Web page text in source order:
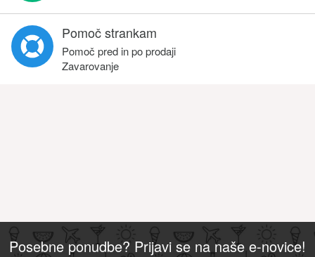
Pomoč strankam
Pomoč pred in po prodaji
Zavarovanje
Posebne ponudbe? Prijavi se na naše e-novice!